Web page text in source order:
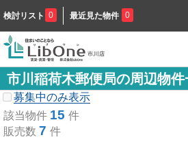
検討リスト 0 最近見た物件 0
市川稲荷木郵便局の周辺物件
募集中のみ表示
該当物件 15 件
販売数 7 件